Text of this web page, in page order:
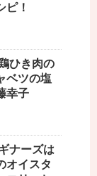
ピ！
ひき肉の
ベツの塩
幸子
ナーズは
オイスタ